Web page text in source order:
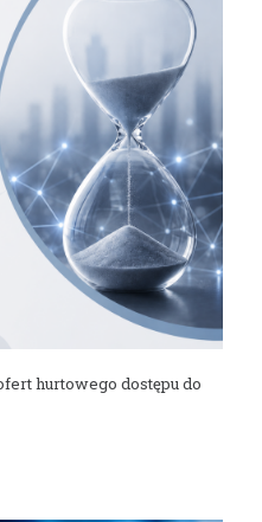
hurtowego dostępu do